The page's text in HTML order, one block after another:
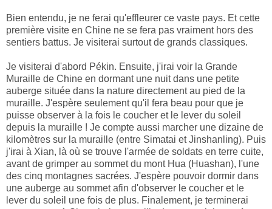
Bien entendu, je ne ferai qu'effleurer ce vaste pays. Et cette
première visite en Chine ne se fera pas vraiment hors des
sentiers battus. Je visiterai surtout de grands classiques.
Je visiterai d'abord Pékin. Ensuite, j'irai voir la Grande
Muraille de Chine en dormant une nuit dans une petite
auberge située dans la nature directement au pied de la
muraille. J'espère seulement qu'il fera beau pour que je
puisse observer à la fois le coucher et le lever du soleil
depuis la muraille ! Je compte aussi marcher une dizaine de
kilomètres sur la muraille (entre Simatai et Jinshanling). Puis
j'irai à Xian, là où se trouve l'armée de soldats en terre cuite,
avant de grimper au sommet du mont Hua (Huashan), l'une
des cinq montagnes sacrées. J'espère pouvoir dormir dans
une auberge au sommet afin d'observer le coucher et le
lever du soleil une fois de plus. Finalement, je terminerai